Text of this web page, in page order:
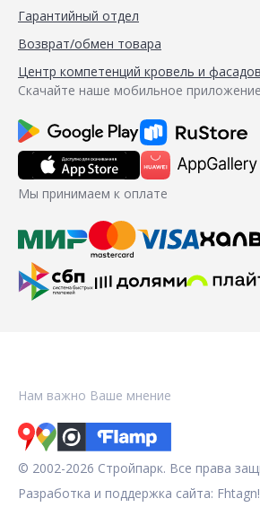
Гарантийный отдел
Возврат/обмен товара
Центр компетенций кровель и фасадов
Скачайте наше мобильное приложение
Мы принимаем к оплате
Нам важно Ваше мнение
© 2002-2026 Стройпарк. Все права
Разработка и поддержка сайта: